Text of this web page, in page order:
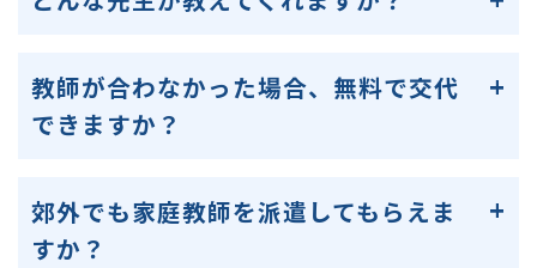
教師が合わなかった場合、無料で交代
できますか？
郊外でも家庭教師を派遣してもらえま
すか？